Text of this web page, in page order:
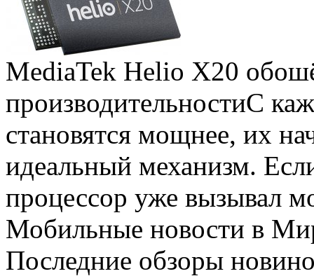
MediaTek Helio X20
производительностиС
становятся мощнее, их
идеальный механизм.
процессор уже вызывал
Мобильные новости в
Последние обзоры